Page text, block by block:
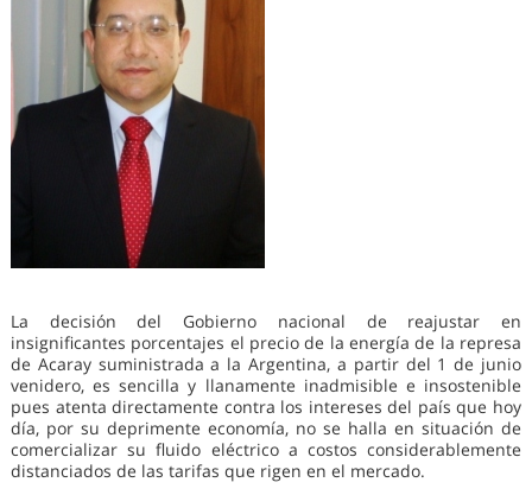
La decisión del Gobierno nacional de reajustar en
insignificantes porcentajes el precio de la energía de la represa
de Acaray suministrada a la Argentina, a partir del 1 de junio
venidero, es sencilla y llanamente inadmisible e insostenible
pues atenta directamente contra los intereses del país que hoy
día, por su deprimente economía, no se halla en situación de
comercializar su fluido eléctrico a costos considerablemente
distanciados de las tarifas que rigen en el mercado.